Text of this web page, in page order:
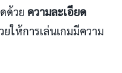
ด้วย ความละเอียด
ให้การเล่นเกมมีความ